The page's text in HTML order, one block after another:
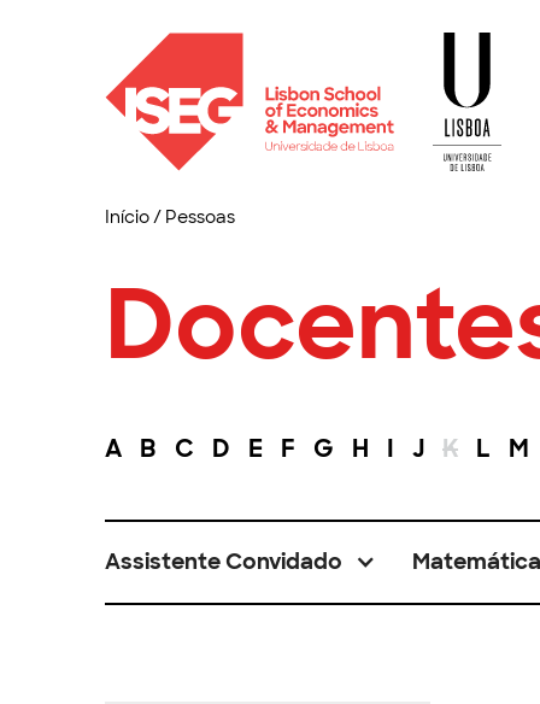
Início/ Pessoas
A B C D E F G H I J K L M
Assistente Convidado Matemática